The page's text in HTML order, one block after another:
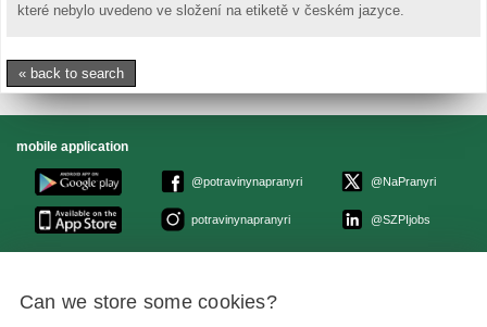
které nebylo uvedeno ve složení na etiketě v českém jazyce.
« back to search
mobile application
@potravinynapranyri
potravinynapranyri
@NaPranyri
@SZPIjobs
Květná 15, 603 00 Brno,epodatelna
szpi.gov.cz
Can we store some cookies?